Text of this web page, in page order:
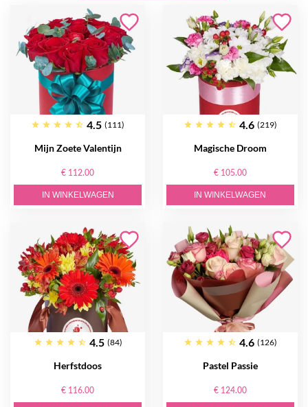
4.5 (111)
Mijn Zoete Valentijn
€ 112.00
IN WINKELWAGEN
4.6 (219)
Magische Droom
€ 105.00
IN WINKELWAGEN
4.5 (84)
Herfstdoos
€ 116.00
4.6 (126)
Pastel Passie
€ 124.00